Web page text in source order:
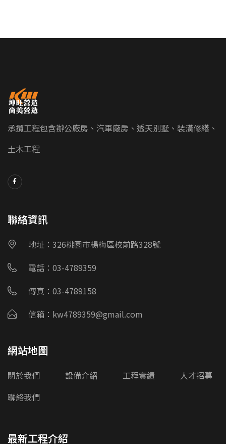
承攬工程包含辦公廠房、汽車廠房、透天別墅、裝潢修繕、
土木工程
聯絡資訊
地址：326桃園市楊梅區校前路328號
電話：03-4789359
傳真：03-4789158
信箱：kw4789359@gmail.com
網站地圖
關於我們 設備介紹 工程實績
人才招募
聯絡我們
最新工程介紹